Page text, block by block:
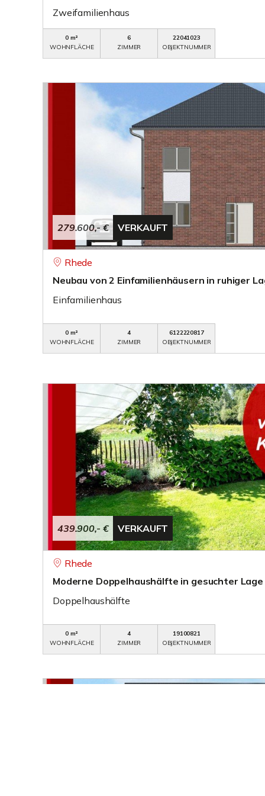
Zweifamilienhaus
0 m²
WOHNFLÄCHE
6
ZIMMER
22041023
OBJEKTNUMMER
279.600,- € VERKAUFT
Rhede
Neubau von 2 Einfamilienhäusern in ruhiger
Einfamilienhaus
0 m²
WOHNFLÄCHE
4
ZIMMER
6122220817
OBJEKTNUMMER
439.900,- € VERKAUFT
Rhede
Moderne Doppelhaushälfte in gesuchter Lage
Doppelhaushälfte
0 m²
WOHNFLÄCHE
4
ZIMMER
19100821
OBJEKTNUMMER